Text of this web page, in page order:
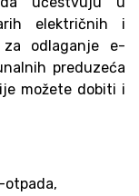
električnih i
za odlaganje e-
preduzeća
možete dobiti i
otpada,